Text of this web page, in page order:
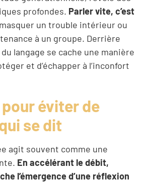
profondes. Parler vite, c’est
un trouble intérieur ou
à un groupe. Derrière
langage se cache une manière
et d’échapper à l’inconfort
éviter de
se dit
agit souvent comme une
En accélérant le débit,
l’émergence d’une réflexion